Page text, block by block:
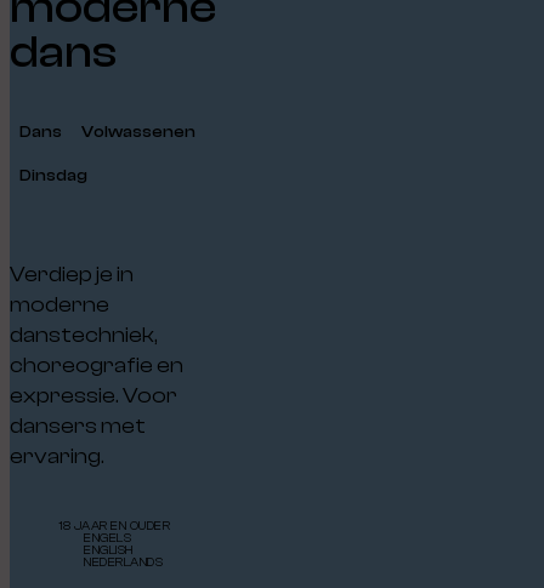
dans
Dans Volwassenen
Dinsdag
Verdiep je in
moderne
danstechniek,
choreografie en
expressie. Voor
dansers met
ervaring.
18 JAAR EN OUDER
ENGELS
ENGLISH
NEDERLANDS